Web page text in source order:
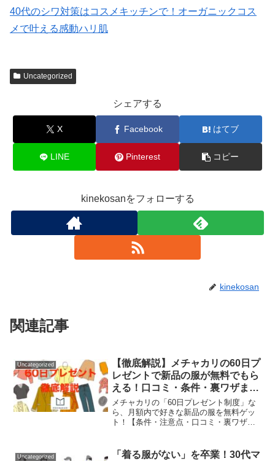
40代のシワ対策はコスメキッチンで！オーガニックコス
メで叶える感動ハリ肌
Uncategorized
シェアする
X Facebook はてブ
LINE Pinterest コピー
kinekosanをフォローする
kinekosan
関連記事
Uncategorized
【徹底解説】メチャカリの60日プ
レゼントで新品の服が無料でもら
える！口コミ・条件・裏ワザまと
め
メチャカリの「60日プレゼント制度」な
ら、月額内で好きな新品の服を無料ゲッ
ト！【条件・注意点・口コミ・裏ワザ】
タルを始めたい方は必見。
Uncategorized
「着る服がない」を卒業！30代マ